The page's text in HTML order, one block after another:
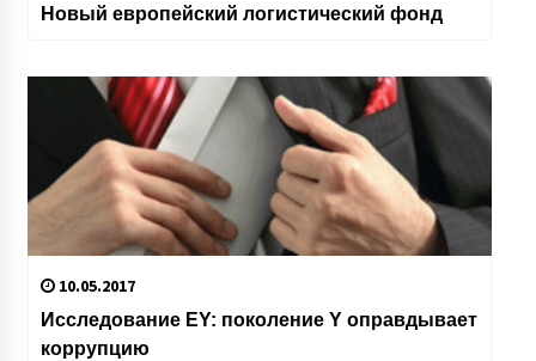
Новый европейский логистический фонд
10.05.2017
Исследование EY: поколение Y оправдывает
коррупцию